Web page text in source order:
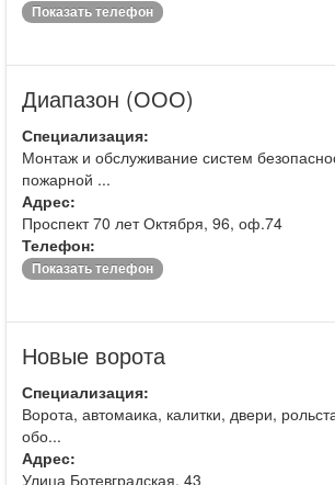
Показать телефон
Диапазон (ООО)
Специализация:
Монтаж и обслуживание систем
пожарной ...
Адрес:
Проспект 70 лет Октября, 96, оф.74
Телефон:
Показать телефон
Новые ворота
Специализация:
Ворота, автомаика, калитки, двери,
обо...
Адрес:
Улица Ботевградская, 43